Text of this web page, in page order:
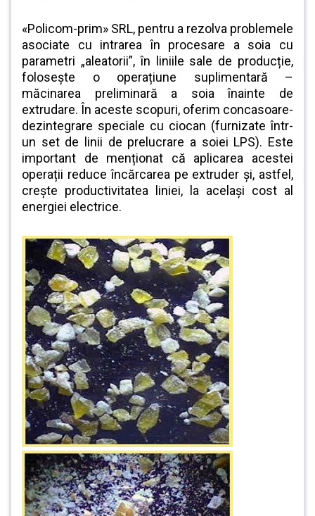
«Policom-prim» SRL, pentru a rezolva problemele
asociate cu intrarea în procesare a soia cu
parametri „aleatorii”, în liniile sale de producție,
folosește o operațiune suplimentară –
măcinarea preliminară a soia înainte de
extrudare. În aceste scopuri, oferim concasoare-
dezintegrare speciale cu ciocan (furnizate într-
un set de linii de prelucrare a soiei LPS). Este
important de menționat că aplicarea acestei
operații reduce încărcarea pe extruder și, astfel,
crește productivitatea liniei, la același cost al
energiei electrice.